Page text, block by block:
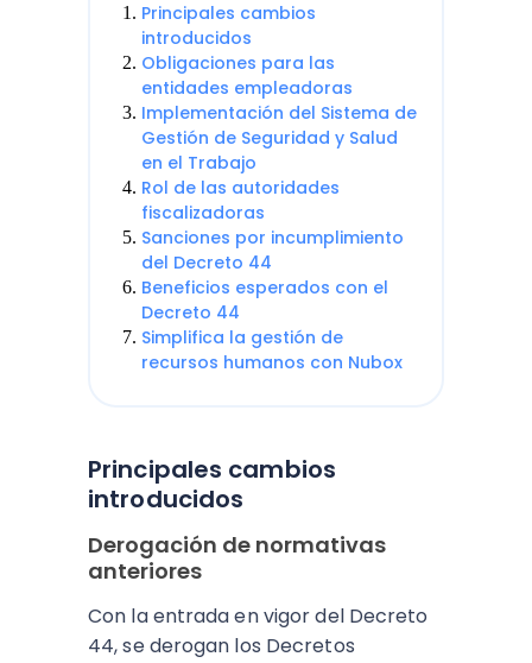
Principales cambios
introducidos
Obligaciones para las
entidades empleadoras
Implementación del Sistema de
Gestión de Seguridad y Salud
en el Trabajo
Rol de las autoridades
fiscalizadoras
Sanciones por incumplimiento
del Decreto 44
Beneficios esperados con el
Decreto 44
Simplifica la gestión de
recursos humanos con Nubox
Principales cambios
introducidos
Derogación de normativas
anteriores
Con la entrada en vigor del Decreto
44, se derogan los Decretos